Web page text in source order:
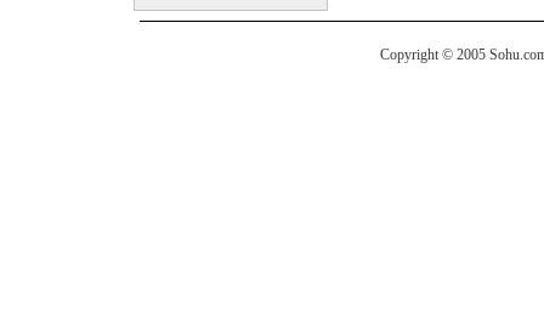
Copyright © 2005